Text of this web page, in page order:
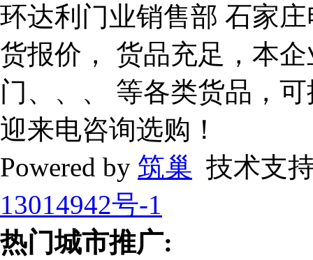
环达利门业销售部 石家
货报价， 货品充足，本
门、、、 等各类货品，
迎来电咨询选购！
Powered by 筑巢 技术支
13014942号-1
热门城市推广: